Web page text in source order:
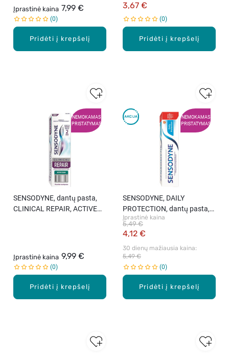
Pridėti į krepšelį
Įprastinė kaina 7,99 €
0
Pridėti į krepšelį
3,67 €
0
NEMOKAMAS
PRISTATYMAS
Pridėti į krepšelį
SENSODYNE, dantų pasta,
CLINICAL REPAIR, ACTIVE
Įprastinė kaina 9,99 €
0
NEMOKAMAS
PRISTATYMAS
Pridėti į krepšelį
SENSODYNE, DAILY
PROTECTION, dantų pasta,
100 ml.
Įprastinė kaina
4,12 €
5,49 €
30 dienų mažiausia kaina:
5,49 €
0